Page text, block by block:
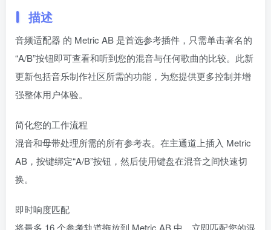
描述
音频适配器 的 Metric AB 是首选参考插件，只需单击著名的
“A/B”按钮即可查看和听到您的混音与任何歌曲的比较。此新
更新包括音乐制作社区所需的功能，为您提供更多控制并增
强整体用户体验。
简化您的工作流程
混音和母带处理所需的所有参考表。在主通道上插入 Metric
AB，按键绑定“A/B”按钮，然后使用键盘在混音之间快速切
换。
即时响度匹配
将最多 16 个参考轨道拖放到 Metric AB 中。立即匹配您的混